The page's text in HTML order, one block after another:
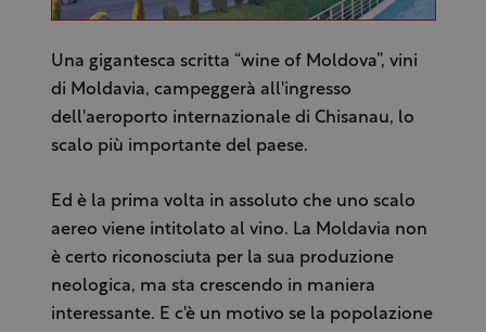
Una gigantesca scritta “wine of Moldova”, vini
di Moldavia, campeggerà all'ingresso
dell'aeroporto internazionale di Chisanau, lo
scalo più importante del paese.
Ed è la prima volta in assoluto che uno scalo
aereo viene intitolato al vino. La Moldavia non
è certo riconosciuta per la sua produzione
neologica, ma sta crescendo in maniera
interessante. E c'è un motivo se la popolazione